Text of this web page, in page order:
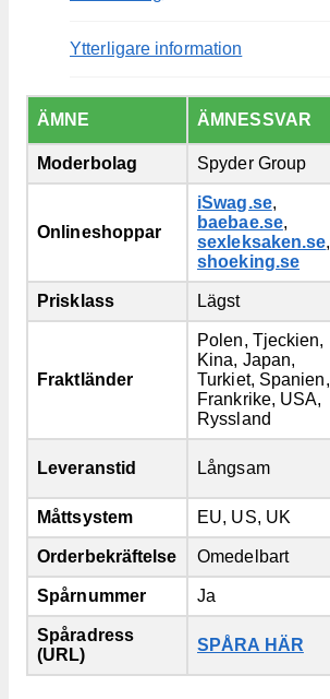
Ytterligare information
ÄMNE ÄMNESSVAR
Moderbolag Spyder Group
Onlineshoppar
iSwag.se,
baebae.se,
sexleksaken.se,
shoeking.se
Prisklass Lägst
Fraktländer
Polen, Tjeckien,
Kina, Japan,
Turkiet, Spanien,
Frankrike, USA,
Ryssland
Leveranstid Långsam
Måttsystem EU, US, UK
Orderbekräftelse Omedelbart
Spårnummer Ja
Spåradress
(URL)
SPÅRA HÄR